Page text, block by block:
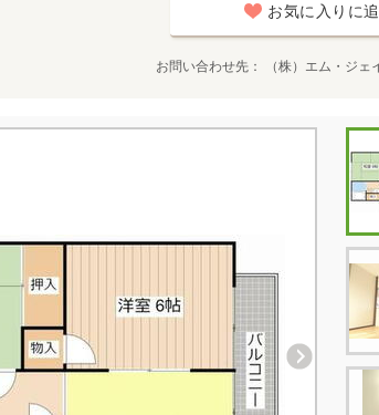
お気に入りに
お問い合わせ先 （株）エム・ジ